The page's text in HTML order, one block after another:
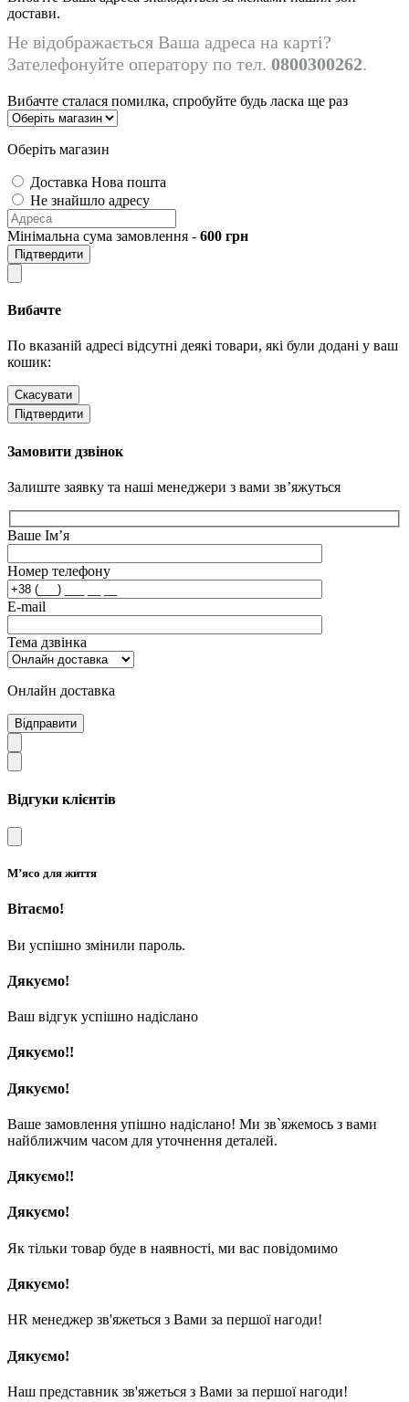
достави.
Не відображається Ваша адреса на карті?
Зателефонуйте оператору по тел. 0800300262.
Вибачте сталася помилка, спробуйте будь ласка ще раз
Оберіть магазин
Доставка Нова пошта
Не знайшло адресу
Мінімальна сума замовлення - 600 грн
Підтвердити
Вибачте
По вказаній адресі відсутні деякі товари, які були додані у ваш
кошик:
Скасувати
Підтвердити
Замовити дзвінок
Залиште заявку та наші менеджери з вами зв’яжуться
Ваше Ім’я
Номер телефону
E-mail
Тема дзвінка
Онлайн доставка
Відправити
Відгуки клієнтів
М’ясо для життя
Вітаємо!
Ви успішно змінили пароль.
Дякуємо!
Ваш відгук успішно надіслано
Дякуємо!!
Дякуємо!
Ваше замовлення упішно надіслано! Ми зв`яжемось з вами
найближчим часом для уточнення деталей.
Дякуємо!!
Дякуємо!
Як тільки товар буде в наявності, ми вас повідомимо
Дякуємо!
HR менеджер зв'яжеться з Вами за першої нагоди!
Дякуємо!
Наш представник зв'яжеться з Вами за першої нагоди!